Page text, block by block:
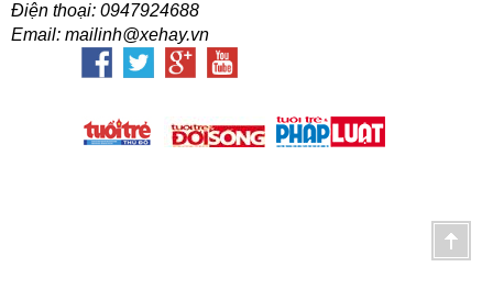
Điện thoại: 0947924688
Email: mailinh@xehay.vn